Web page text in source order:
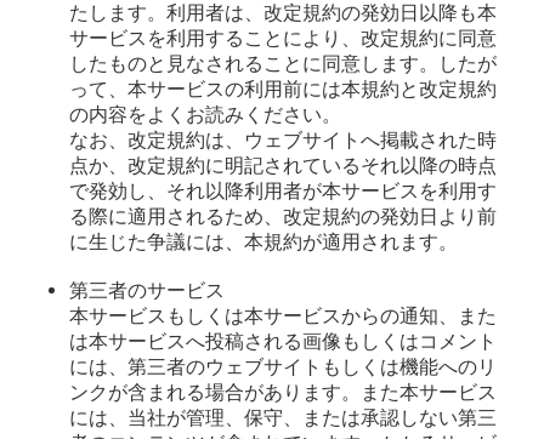
たします。利用者は、改定規約の発効日以降も本
サービスを利用することにより、改定規約に同意
したものと見なされることに同意します。したが
って、本サービスの利用前には本規約と改定規約
の内容をよくお読みください。
なお、改定規約は、ウェブサイトへ掲載された時
点か、改定規約に明記されているそれ以降の時点
で発効し、それ以降利用者が本サービスを利用す
る際に適用されるため、改定規約の発効日より前
に生じた争議には、本規約が適用されます。
第三者のサービス
本サービスもしくは本サービスからの通知、また
は本サービスへ投稿される画像もしくはコメント
には、第三者のウェブサイトもしくは機能へのリ
ンクが含まれる場合があります。また本サービス
には、当社が管理、保守、または承認しない第三